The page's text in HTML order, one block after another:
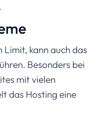
kann auch das
Besonders bei
mit vielen
das Hosting eine